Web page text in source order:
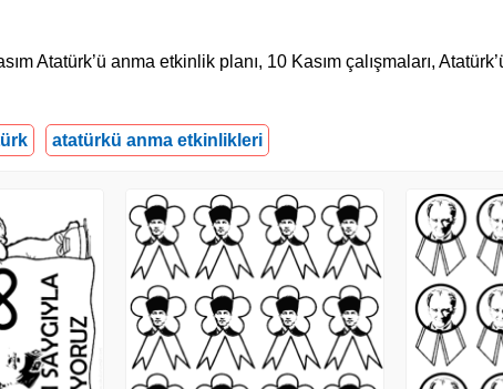
Atatürk’ü anma etkinlik planı, 10 Kasım çalışmaları,
atatürkü anma etkinlikleri